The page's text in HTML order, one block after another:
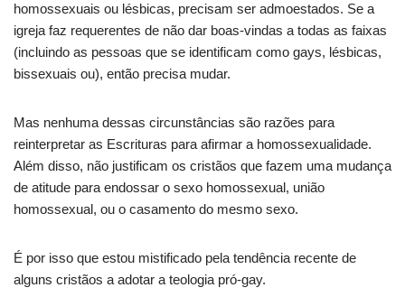
homossexuais ou lésbicas, precisam ser admoestados. Se a
igreja faz requerentes de não dar boas-vindas a todas as faixas
(incluindo as pessoas que se identificam como gays, lésbicas,
bissexuais ou), então precisa mudar.
Mas nenhuma dessas circunstâncias são razões para
reinterpretar as Escrituras para afirmar a homossexualidade.
Além disso, não justificam os cristãos que fazem uma mudança
de atitude para endossar o sexo homossexual, união
homossexual, ou o casamento do mesmo sexo.
É por isso que estou mistificado pela tendência recente de
alguns cristãos a adotar a teologia pró-gay.